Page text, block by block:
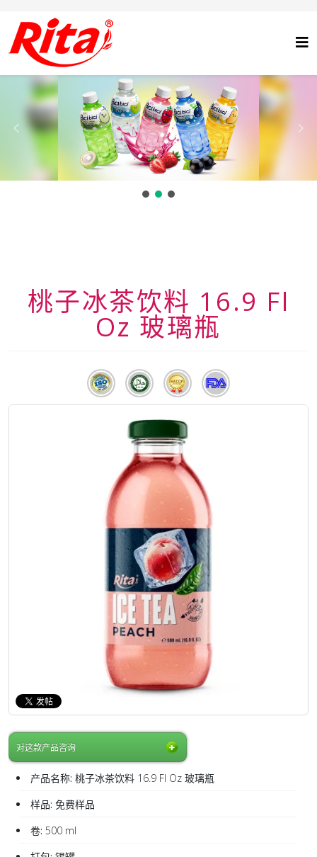
桃子冰茶饮料 16.9 Fl
Oz 玻璃瓶
对这款产品咨询
产品名称: 桃子冰茶饮料 16.9 Fl Oz 玻璃瓶
样品: 免费样品
卷: 500 ml